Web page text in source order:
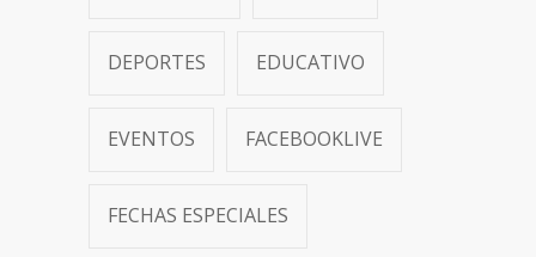
DEPORTES EDUCATIVO
EVENTOS FACEBOOKLIVE
FECHAS ESPECIALES